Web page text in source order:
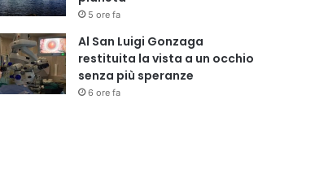
5 ore fa
Al San Luigi Gonzaga
restituita la vista a un occhio
senza più speranze
6 ore fa